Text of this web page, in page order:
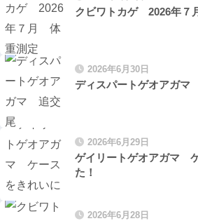
クビワトカゲ 2026年７
2026年6月30日
ディスパートゲオアガ
2026年6月29日
ゲイリートゲオアガマ
た！
2026年6月28日